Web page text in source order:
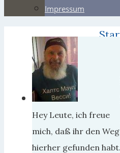
Impressum
Hey Leute, ich freue
mich, daß ihr den Weg
hierher gefunden habt.